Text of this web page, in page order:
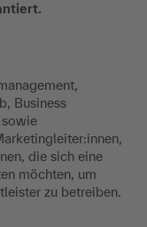
Business
die sich eine
möchten, um
zu betreiben.